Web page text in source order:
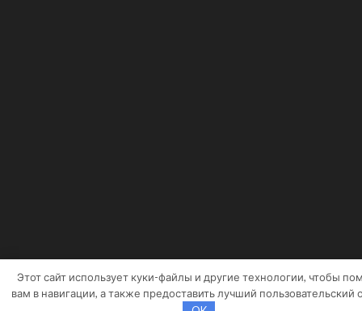
Этот сайт использует куки-файлы и другие технологии, чтобы
вам в навигации, а также предоставить лучший пользовательский